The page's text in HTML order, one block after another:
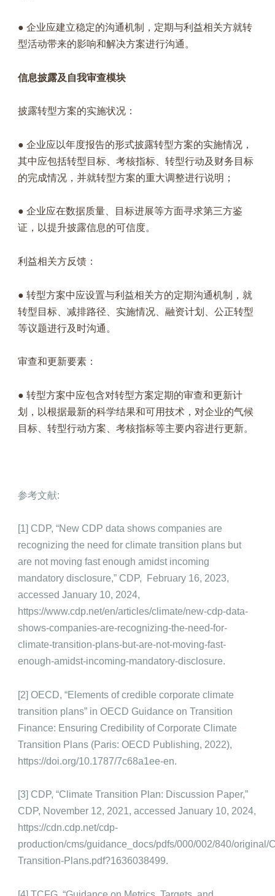
● 企业应建立稳定的沟通机制，定期与利益相关方就转
型活动带来的影响和解决方案进行沟通。
信息披露及自我审查模块
披露转型方案的实施状况：
● 企业应以年度报告的形式披露转型方案的实施情况，
其中应包括转型目标、考核指标、转型行动及财务目标
的完成情况，并就转型方案的重大调整进行说明；
● 企业应在数据质量、目标进展等方面寻求第三方鉴
证，以提升披露信息的可信度。
利益相关方反馈：
● 转型方案中应设置与利益相关方的定期沟通机制，就
转型目标、减排路径、实施情况、融资计划、公正转型
等议题进行及时沟通。
审查和更新要素：
● 转型方案中应包含对转型方案定期的审查和更新计
划，以根据最新的科学结果和可用技术，对企业的气候
目标、转型行动方案、考核指标等主要内容进行更新。
参考文献:
[1] CDP, “New CDP data shows companies are
recognizing the need for climate transition plans but
are not moving fast enough amidst incoming
mandatory disclosure,” CDP, February 16, 2023,
accessed January 10, 2024,
https://www.cdp.net/en/articles/climate/new-cdp-data-
shows-companies-are-recognizing-the-need-for-
climate-transition-plans-but-are-not-moving-fast-
enough-amidst-incoming-mandatory-disclosure.
[2] OECD, “Elements of credible corporate climate
transition plans” in OECD Guidance on Transition
Finance: Ensuring Credibility of Corporate Climate
Transition Plans (Paris: OECD Publishing, 2022),
https://doi.org/10.1787/7c68a1ee-en.
[3] CDP, “Climate Transition Plan: Discussion Paper,”
CDP, November 12, 2021, accessed January 10, 2024,
https://cdn.cdp.net/cdp-
production/cms/guidance_docs/pdfs/000/002/840/original/
Transition-Plans.pdf?1636038499.